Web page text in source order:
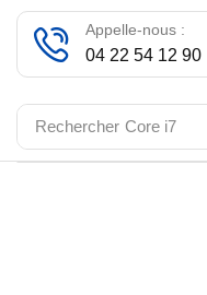
Rechercher Core i7
Appelle-nous :
04 22 54 12 90